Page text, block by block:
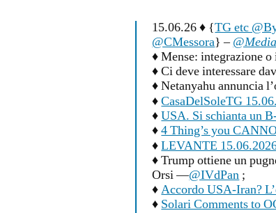
15.06.26 ♦ {TG etc
@CMessora} –
♦ Mense: integrazione
♦ Ci deve interessare
♦ Netanyahu annuncia
♦CasaDelSoleTG
♦USA. Si schianta un
♦4 Thing’s you
♦LEVANTE
♦ Trump ottiene un
Orsi —@IVdPan ;
♦Accordo USA-Iran?
♦ Solari Comments to